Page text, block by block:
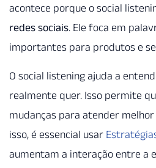
acontece porque o social
redes sociais. Ele foca em
importantes para produtos e
O social listening ajuda a
realmente quer. Isso permite
mudanças para atender
isso, é essencial usar
aumentam a interação entre a